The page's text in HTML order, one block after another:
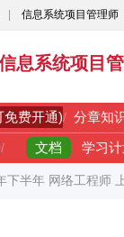
信息系统项目管理师
息系统项目
免费开通)/ 分章知
/ 文档 学习
下半年 网络工程师